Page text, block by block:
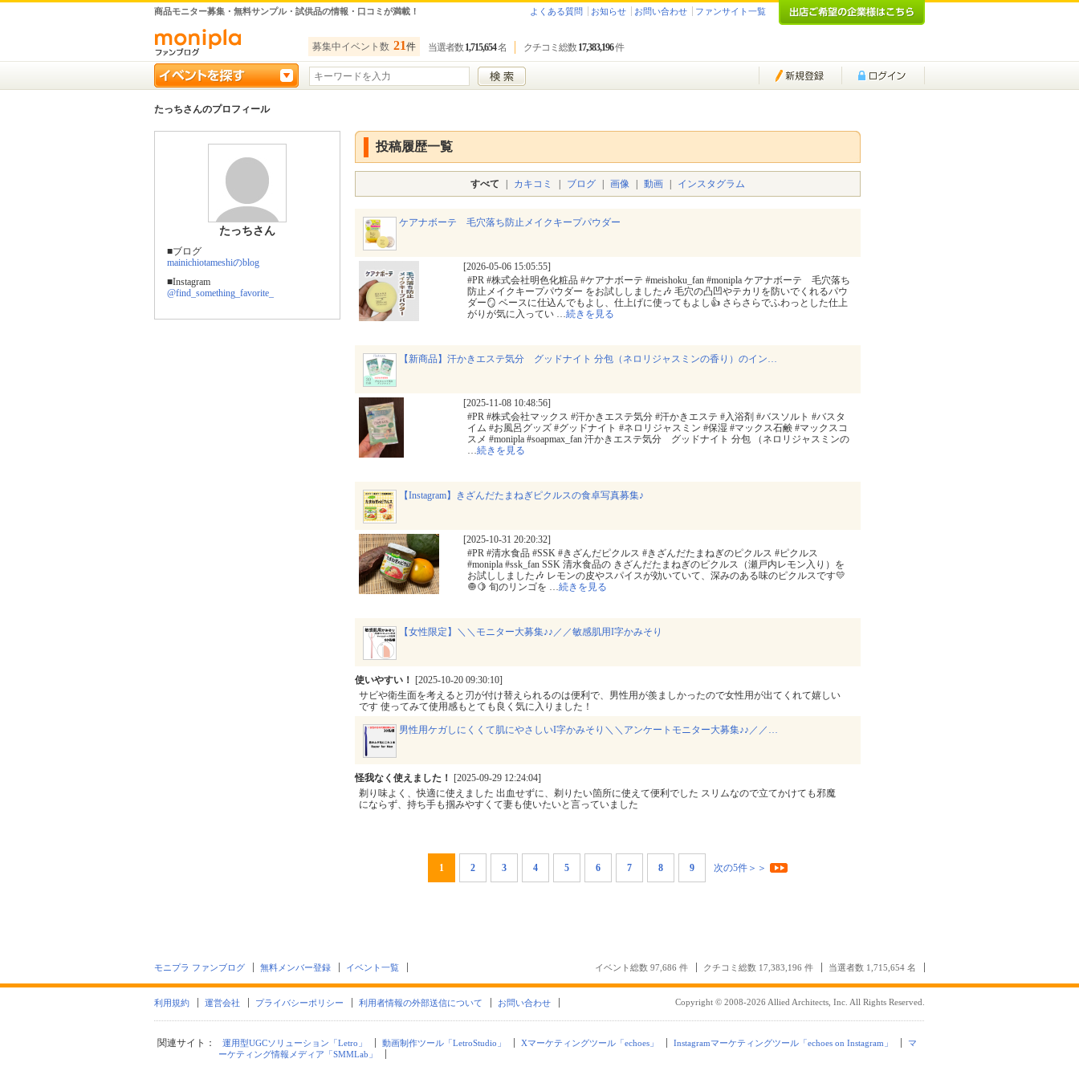
商品モニター募集・無料サンプル・試供品の情報・口コミが満載！ よくある質問 お知らせ お問い合わせ ファンサイト一覧
募集中イベント数 21件 当選者数 1,715,654名 クチコミ総数 17,383,196件
たっちさんのプロフィール
たっちさん
■ブログ
mainichiotameshiのblog
■Instagram
@find_something_favorite_
投稿履歴一覧
すべて カキコミ ブログ 画像 動画 インスタグラム
ケアナボーテ 毛穴落ち防止メイクキープパウダー
[2026-05-06 15:05:55]
#PR #株式会社明色化粧品 #ケアナボーテ #meishoku_fan #monipla ケアナボーテ 毛穴落ち
防止メイクキープパウダー をお試ししました🎶 毛穴の凸凹やテカリを防いでくれるパウ
ダー🪞 ベースに仕込んでもよし、仕上げに使ってもよし👍 さらさらでふわっとした仕上
がりが気に入ってい …続きを見る
【新商品】汗かきエステ気分 グッドナイト 分包（ネロリジャスミンの香り）のイン…
[2025-11-08 10:48:56]
#PR #株式会社マックス #汗かきエステ気分 #汗かきエステ #入浴剤 #バスソルト #バスタ
イム #お風呂グッズ #グッドナイト #ネロリジャスミン #保湿 #マックス石鹸 #マックスコ
スメ #monipla #soapmax_fan 汗かきエステ気分 グッドナイト 分包 （ネロリジャスミンの
…続きを見る
【Instagram】きざんだたまねぎピクルスの食卓写真募集♪
[2025-10-31 20:20:32]
#PR #清水食品 #SSK #きざんだピクルス #きざんだたまねぎのピクルス #ピクルス
#monipla #ssk_fan SSK 清水食品の きざんだたまねぎのピクルス（瀬戸内レモン入り）を
お試ししました🎶 レモンの皮やスパイスが効いていて、深みのある味のピクルスです💛
🧅🍋 旬のリンゴを …続きを見る
【女性限定】＼＼モニター大募集♪♪／／敏感肌用I字かみそり
使いやすい！ [2025-10-20 09:30:10]
サビや衛生面を考えると刃が付け替えられるのは便利で、男性用が羨ましかったので女性用が出てくれて嬉しい
です 使ってみて使用感もとても良く気に入りました！
男性用ケガしにくくて肌にやさしいI字かみそり＼＼アンケートモニター大募集♪♪／／…
怪我なく使えました！ [2025-09-29 12:24:04]
剃り味よく、快適に使えました 出血せずに、剃りたい箇所に使えて便利でした スリムなので立てかけても邪魔
にならず、持ち手も掴みやすくて妻も使いたいと言っていました
1 2 3 4 5 6 7 8 9 次の5件＞＞
モニプラ ファンブログ 無料メンバー登録 イベント一覧 イベント総数 97,686 件 クチコミ総数 17,383,196 件 当選者数 1,715,654 名
利用規約 運営会社 プライバシーポリシー 利用者情報の外部送信について お問い合わせ Copyright © 2008-2026 Allied Architects, Inc. All Rights Reserved.
関連サイト： 運用型UGCソリューション「Letro」 動画制作ツール「LetroStudio」 Xマーケティングツール「echoes」 Instagramマーケティングツール「echoes on Instagram」
マ
ーケティング情報メディア「SMMLab」